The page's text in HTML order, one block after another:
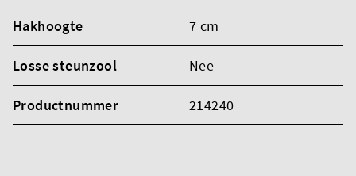
Hakhoogte 7 cm
Losse steunzool Nee
Productnummer 214240